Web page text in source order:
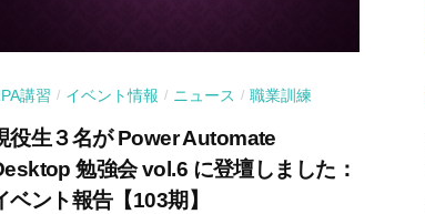
講習 / イベント情報 / ニュース / 職業訓練
役生３名が Power Automate
勉強会 vol.6 に登壇しました：
ベント報告【103期】